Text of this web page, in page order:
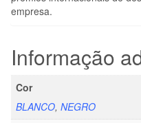
empresa.
Informação
Cor
BLANCO, NEGRO